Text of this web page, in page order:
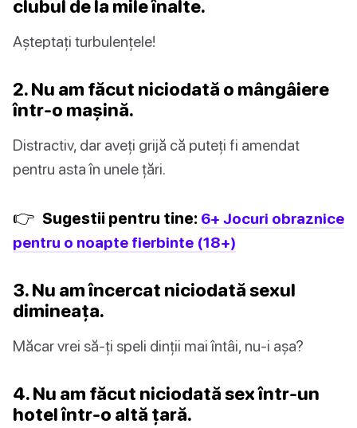
clubul de la mile înalte.
Așteptați turbulențele!
2. Nu am făcut niciodată o mângâiere
într-o mașină.
Distractiv, dar aveți grijă că puteți fi amendat
pentru asta în unele țări.
👉 Sugestii pentru tine: 6+ Jocuri obraznice
pentru o noapte fierbinte (18+)
3. Nu am încercat niciodată sexul
dimineața.
Măcar vrei să-ți speli dinții mai întâi, nu-i așa?
4. Nu am făcut niciodată sex într-un
hotel într-o altă țară.